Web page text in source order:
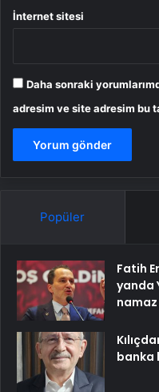
İnternet sitesi
Daha sonraki
adresim ve site adresim bu
Popüler
Fatih
yanda
namaz
banka